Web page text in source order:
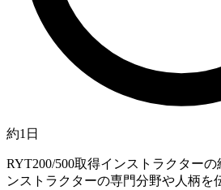
約1日
RYT200/500取得インストラクター
ンストラクターの専門分野や人柄を